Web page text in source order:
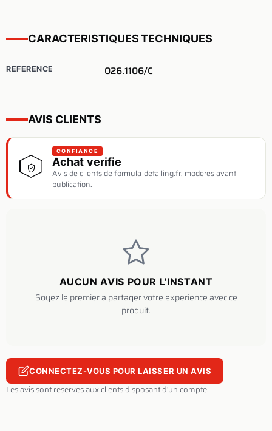
CARACTERISTIQUES TECHNIQUES
REFERENCE 026.1106/C
AVIS CLIENTS
CONFIANCE
Achat verifie
Avis de clients de formula-detailing.fr, moderes avant
publication.
AUCUN AVIS POUR L'INSTANT
Soyez le premier a partager votre experience avec ce
produit.
CONNECTEZ-VOUS POUR LAISSER UN AVIS
Les avis sont reserves aux clients disposant d'un compte.